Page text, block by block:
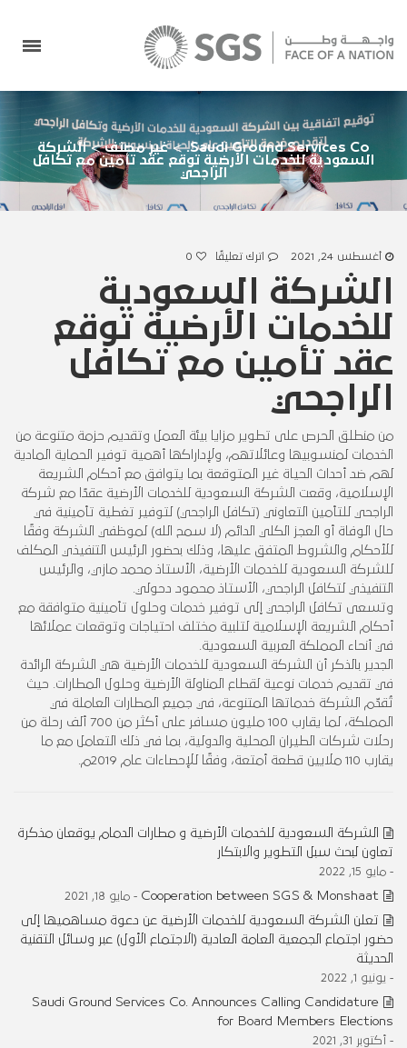
Saudi Ground Services Co.
>غير مصنف>الشركة
السعودية للخدمات الأرضية توقع عقد تأمين مع تكافل
الراجحي
أغسطس 24, 2021 اترك تعليقًا 0
الشركة السعودية
للخدمات الأرضية توقع
عقد تأمين مع تكافل
الراجحي
من منطلق الحرص على تطوير مزايا بيئة العمل وتقديم حزمة متنوعة من
الخدمات لمنسوبيها وعائلاتهم، ولإداراكها أهمية توفير الحماية المادية
لهم ضد أحداث الحياة غير المتوقعة بما يتوافق مع أحكام الشريعة
الإسلامية، وقعت الشركة السعودية للخدمات الأرضية عقدًا مع شركة
الراجحي للتأمين التعاوني (تكافل الراجحي) لتوفير تغطية تأمينية في
حال الوفاة أو العجز الكلي الدائم (لا سمح الله) لموظفي الشركة وفقًا
للأحكام والشروط المتفق عليها، وذلك بحضور الرئيس التنفيذي المكلف
للشركة السعودية للخدمات الأرضية، الأستاذ محمد مازي، والرئيس
التنفيذي لتكافل الراجحي، الأستاذ محمود دحولي.
وتسعى تكافل الراجحي إلى توفير خدمات وحلول تأمينية متوافقة مع
أحكام الشريعة الإسلامية لتلبية مختلف احتياجات وتوقعات عملائها
في أنحاء المملكة العربية السعودية.
الجدير بالذكر أن الشركة السعودية للخدمات الأرضية هي الشركة الرائدة
في تقديم خدمات نوعية لقطاع المناولة الأرضية وحلول المطارات. حيث
تُقدّم الشركة خدماتها المتنوعة، في جميع المطارات العاملة في
المملكة، لما يقارب 100 مليون مسافر على أكثر من 700 ألف رحلة من
رحلات شركات الطيران المحلية والدولية، بما في ذلك التعامل مع ما
يقارب 110 ملايين قطعة أمتعة، وفقًا للإحصاءات عام 2019م.
الشركة السعودية للخدمات الأرضية و مطارات الدمام يوقعان مذكرة
تعاون لبحث سبل التطوير والابتكار
- مايو 15, 2022
Cooperation between SGS & Monshaat - مايو 18, 2021
تعلن الشركة السعودية للخدمات الأرضية عن دعوة مساهميها إلى
حضور اجتماع الجمعية العامة العادية (الاجتماع الأول) عبر وسائل التقنية
الحديثة
- يونيو 1, 2022
Saudi Ground Services Co. Announces Calling Candidature
for Board Members Elections
- أكتوبر 31, 2021